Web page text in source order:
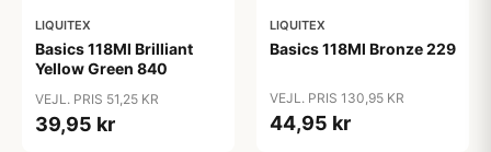
LIQUITEX
Basics 118Ml Brilliant
Yellow Green 840
VEJL. PRIS 51,25 KR
39,95 kr
LIQUITEX
Basics 118Ml Bronze 229
VEJL. PRIS 130,95 KR
44,95 kr